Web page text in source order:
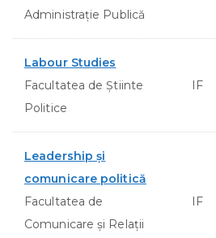
Administraţie Publică
Labour Studies
Facultatea de Ştiinte
Politice
IF
Leadership şi
comunicare politică
Facultatea de
Comunicare şi Relaţii
IF